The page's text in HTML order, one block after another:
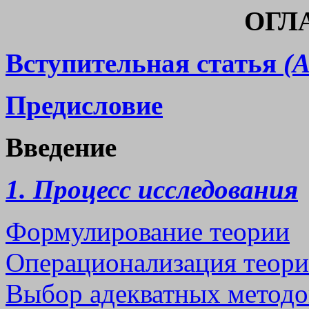
Вступительная статья
Предисловие
Введение
1. Процесс исследования
Формулирование теории
Операционализация
Выбор адекватных